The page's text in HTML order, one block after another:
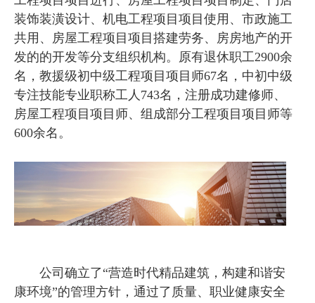
装饰装潢设计、机电工程项目项目使用、市政施工
共用、房屋工程项目项目搭建劳务、房房地产的开
发的的开发等分支组织机构。原有退休职工2900余
名，教援级初中级工程项目项目师67名，中初中级
专注技能专业职称工人743名，注册成功建修师、
房屋工程项目项目师、组成部分工程项目项目师等
600余名。
公司确立了“营造时代精品建筑，构建和谐安
康环境”的管理方针，通过了质量、职业健康安全